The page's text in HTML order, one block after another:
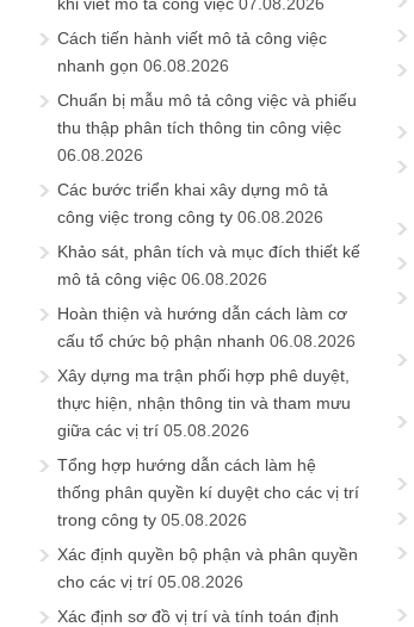
Cách tiến hành viết mô tả công việc
nhanh gọn 06.08.2026
Chuẩn bị mẫu mô tả công việc và phiếu
thu thập phân tích thông tin công việc
06.08.2026
Các bước triển khai xây dựng mô tả
công việc trong công ty 06.08.2026
Khảo sát, phân tích và mục đích thiết kế
mô tả công việc 06.08.2026
Hoàn thiện và hướng dẫn cách làm cơ
cấu tổ chức bộ phận nhanh 06.08.2026
Xây dựng ma trận phối hợp phê duyệt,
thực hiện, nhận thông tin và tham mưu
giữa các vị trí 05.08.2026
Tổng hợp hướng dẫn cách làm hệ
thống phân quyền kí duyệt cho các vị trí
trong công ty 05.08.2026
Xác định quyền bộ phận và phân quyền
cho các vị trí 05.08.2026
Xác định sơ đồ vị trí và tính toán định